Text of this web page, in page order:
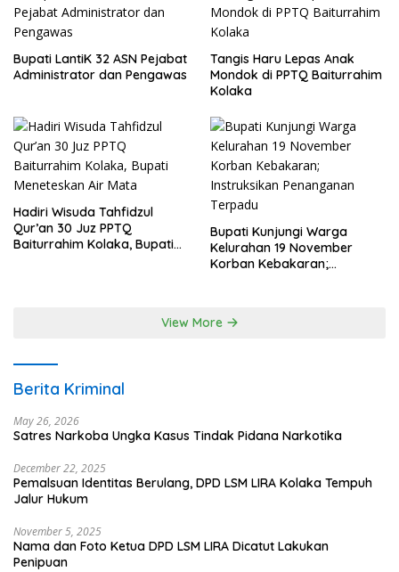
Bupati LantiK 32 ASN Pejabat
Administrator dan Pengawas
Tangis Haru Lepas Anak
Mondok di PPTQ Baiturrahim
Kolaka
Hadiri Wisuda Tahfidzul
Qur’an 30 Juz PPTQ
Baiturrahim Kolaka, Bupati
Bupati Kunjungi Warga
Kelurahan 19 November
Korban Kebakaran;
View More
Berita Kriminal
May 26, 2026
Satres Narkoba Ungka Kasus Tindak Pidana Narkotika
December 22, 2025
Pemalsuan Identitas Berulang, DPD LSM LIRA Kolaka Tempuh
Jalur Hukum
November 5, 2025
Nama dan Foto Ketua DPD LSM LIRA Dicatut Lakukan
Penipuan